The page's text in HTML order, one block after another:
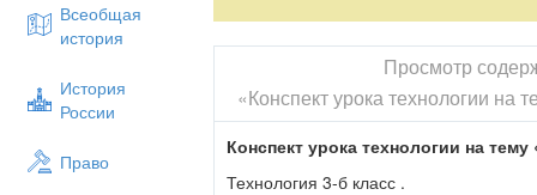
Всеобщая
история
История
России
Право
Просмотр
«Конспект урока технологии на
Конспект урока технологии на
Технология 3-б класс .